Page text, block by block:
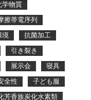
学物質
擦帯電序列
境
抗菌加工
引き裂き
展示会
寝具
全性
子ども服
芳香族炭化水素類